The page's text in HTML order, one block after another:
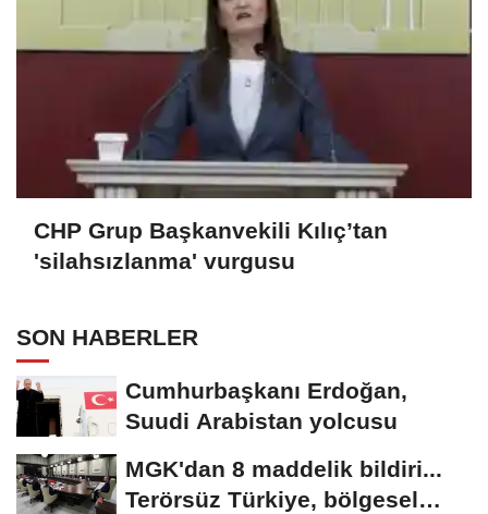
CHP Grup Başkanvekili Kılıç’tan
'silahsızlanma' vurgusu
SON HABERLER
Cumhurbaşkanı Erdoğan,
Suudi Arabistan yolcusu
MGK'dan 8 maddelik bildiri...
Terörsüz Türkiye, bölgesel